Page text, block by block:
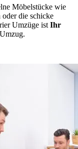
Möbelstücke wie
oder die schicke
Umzüge ist Ihr